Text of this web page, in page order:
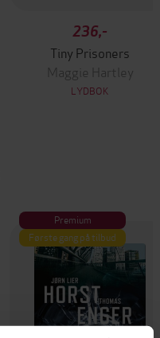
236,-
Tiny Prisoners
Maggie Hartley
LYDBOK
Premium
Første gang på tilbud